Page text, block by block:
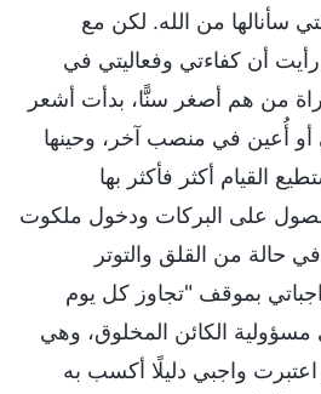
سأنالها من الله. لكن مع
أن كفاءتي وفعاليتي في
من هم أصغر سنًّا، بدأت أشعر
أُعين في منصب آخر، وحينها
القيام أكثر فأكثر بها
على البركات ودخول ملكوت
حالة من القلق والتوتر
بموقف "تجاوز كل يوم
مسؤولية الكائن المخلوق، وهي
اعتبرت واجبي دليلًا أكسب به